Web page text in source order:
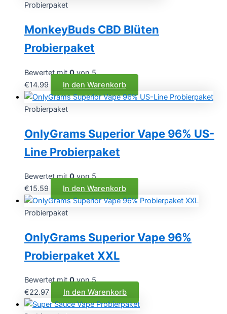
Probierpaket
MonkeyBuds CBD Blüten
Probierpaket
Bewertet mit0von 5
€14.99 In den Warenkorb
Probierpaket
OnlyGrams Superior Vape 96% US-
Line Probierpaket
Bewertet mit0von 5
€15.59 In den Warenkorb
Probierpaket
OnlyGrams Superior Vape 96%
Probierpaket XXL
Bewertet mit0von 5
€22.97 In den Warenkorb